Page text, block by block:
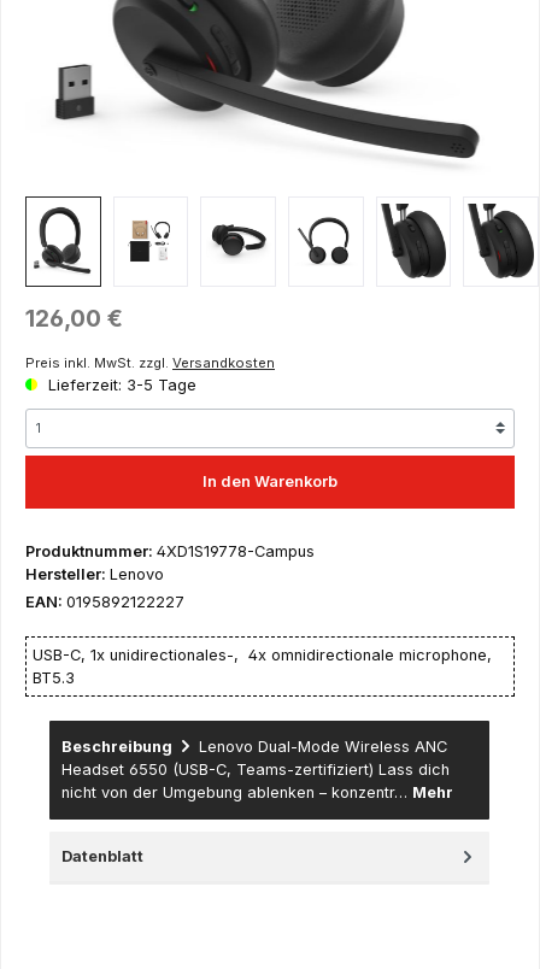
Regulärer Preis:
126,00 €
Preis inkl. MwSt. zzgl. Versandkosten
Lieferzeit: 3-5 Tage
In den Warenkorb
Produktnummer: 4XD1S19778-Campus
Hersteller: Lenovo
EAN: 0195892122227
USB-C, 1x unidirectionales-, 4x omnidirectionale microphone,
BT5.3
Beschreibung
Lenovo Dual-Mode Wireless ANC
Headset 6550 (USB-C, Teams-zertifiziert) Lass dich
nicht von der Umgebung ablenken – konzentr… Mehr
Datenblatt